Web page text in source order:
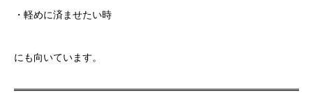
・軽めに済ませたい時
にも向いています。